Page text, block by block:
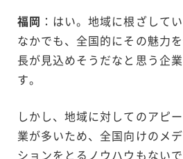
福岡 ：はい。地域に根ざして
なかでも、全国的にその魅力
長が見込めそうだなと思う企
す。
しかし、地域に対してのアピ
業が多いため、全国向けのメ
ションをとるノウハウもない